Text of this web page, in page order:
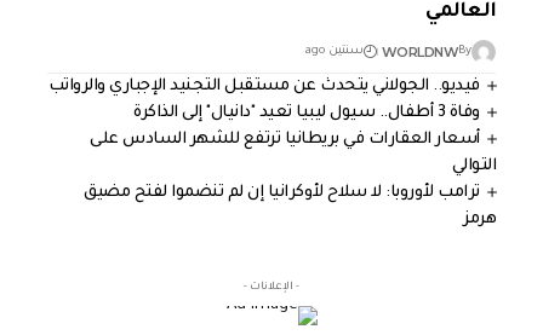
العالمي
By
WORLDNW سنتين ago
فيديو.. الجولاني يتحدث عن مستقبل التجنيد الإجباري والرواتب
وفاة 3 أطفال.. سيول ليبيا تعيد "دانيال" إلى الذاكرة
أسعار العقارات في بريطانيا ترتفع للشهر السادس على
التوالي
ترامب لأوروبا: لا سلاح لأوكرانيا إن لم تنضموا لفتح مضيق
هرمز
- الإعلانات -